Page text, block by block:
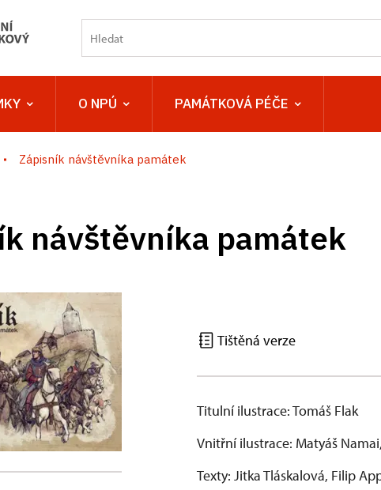
O NPÚ PAMÁTKOVÁ PÉČE
Zápisník návštěvníka památek
návštěvníka památek
Tištěná verze
Titulní ilustrace: Tomáš Flak
Vnitřní ilustrace: Matyáš
Texty: Jitka Tláskalová, Filip